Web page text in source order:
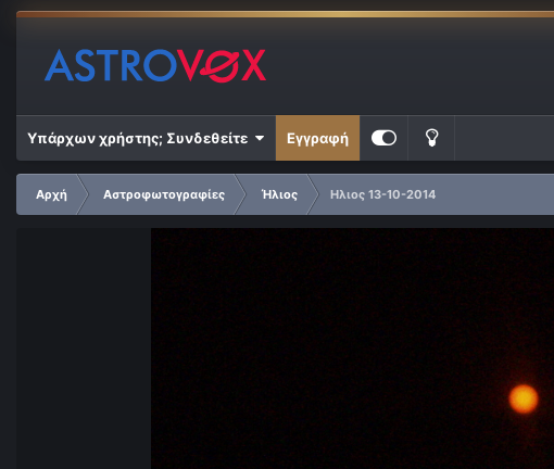
Υπάρχων χρήστης; Συνδεθείτε Εγγραφή
Αρχή Αστροφωτογραφίες Ήλιος
Ηλιος 13-10-2014